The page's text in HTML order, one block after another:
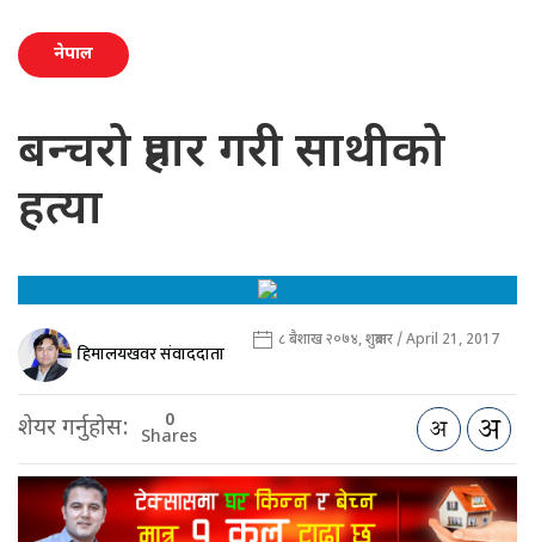
नेपाल
बन्चरो प्रहार गरी साथीको
हत्या
हिमालयखवर संवाददाता ८ बैशाख २०७४, शुक्रबार / April 21, 2017
शेयर गर्नुहोस: 0
Shares